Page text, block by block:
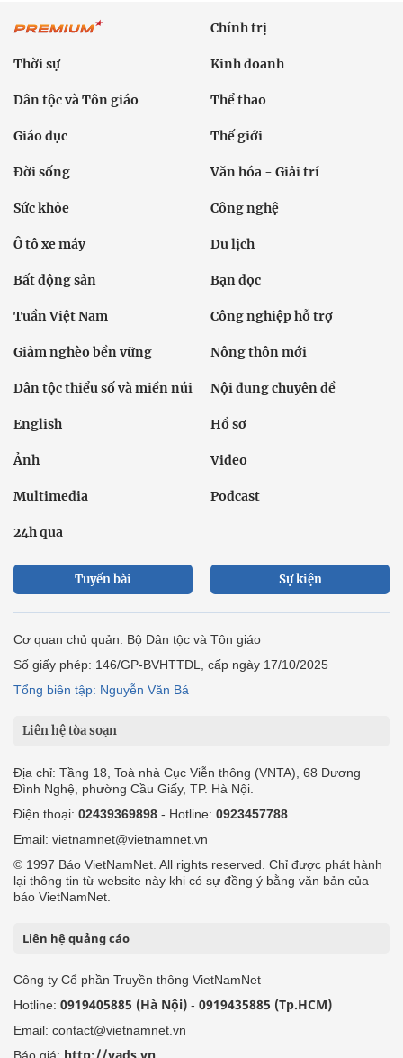
Chính trị
Thời sự Kinh doanh
Dân tộc và Tôn giáo Thể thao
Giáo dục Thế giới
Đời sống Văn hóa - Giải trí
Sức khỏe Công nghệ
Ô tô xe máy Du lịch
Bất động sản Bạn đọc
Tuần Việt Nam Công nghiệp hỗ trợ
Giảm nghèo bền vững Nông thôn mới
Dân tộc thiểu số và miền núi Nội dung chuyên đề
English Hồ sơ
Ảnh Video
Multimedia Podcast
24h qua
Tuyến bài Sự kiện
Cơ quan chủ quản: Bộ Dân tộc và Tôn giáo
Số giấy phép: 146/GP-BVHTTDL, cấp ngày 17/10/2025
Tổng biên tập: Nguyễn Văn Bá
Liên hệ tòa soạn
Địa chỉ: Tầng 18, Toà nhà Cục Viễn thông (VNTA), 68 Dương
Đình Nghệ, phường Cầu Giấy, TP. Hà Nội.
Điện thoại: 02439369898 - Hotline: 0923457788
Email: vietnamnet@vietnamnet.vn
© 1997 Báo VietNamNet. All rights reserved. Chỉ được phát hành
lại thông tin từ website này khi có sự đồng ý bằng văn bản của
báo VietNamNet.
Liên hệ quảng cáo
Công ty Cổ phần Truyền thông VietNamNet
Hotline: 0919405885 (Hà Nội) - 0919435885 (Tp.HCM)
Email: contact@vietnamnet.vn
Báo giá: http://vads.vn